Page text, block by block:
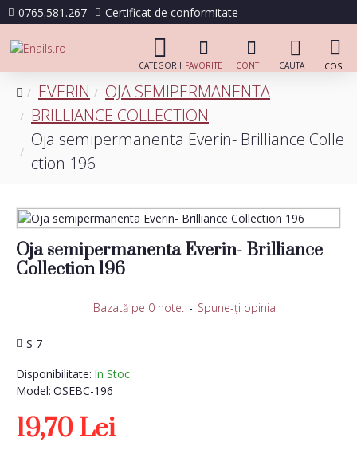
0765.581.267 Certificat de conformitate
EVERIN
OJA SEMIPERMANENTA
BRILLIANCE COLLECTION
Oja semipermanenta Everin- Brilliance Colle
ction 196
Oja semipermanenta Everin- Brilliance
Collection 196
Disponibilitate: In Stoc
Model: OSEBC-196
S 7
Bazată pe 0 note. - Spune-ţi opinia
19,70 Lei